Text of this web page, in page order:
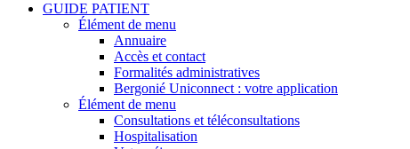
GUIDE PATIENT
Élément de menu
Annuaire
Accès et contact
Formalités administratives
Bergonié Uniconnect : votre application
Élément de menu
Consultations et téléconsultations
Hospitalisation